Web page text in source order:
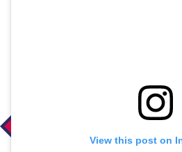
View this post on